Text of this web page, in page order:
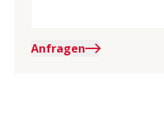
Anfragen